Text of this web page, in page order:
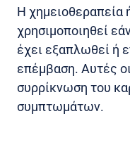
Η χημειοθεραπεία
χρησιμοποιηθεί
έχει εξαπλωθεί ή
επέμβαση. Αυτές
συρρίκνωση του
συμπτωμάτων.